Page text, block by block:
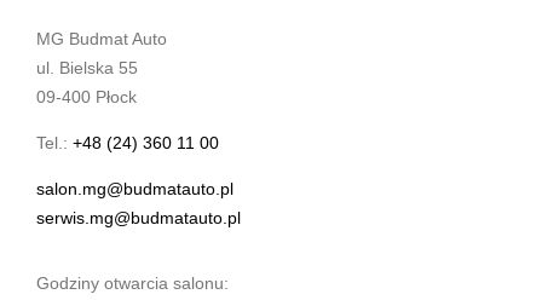
MG Budmat Auto
ul. Bielska 55
09-400 Płock
Tel.: +48 (24) 360 11 00
salon.mg@budmatauto.pl
serwis.mg@budmatauto.pl
Godziny otwarcia salonu: